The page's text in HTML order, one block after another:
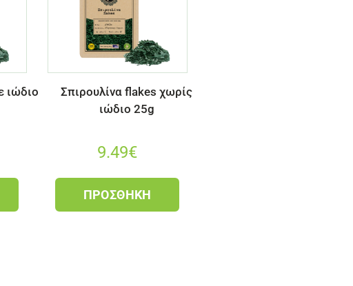
ιώδιο
Σπιρουλίνα flakes χωρίς
ιώδιο 25g
9.49€
ΠΡΟΣΘΉΚΗ